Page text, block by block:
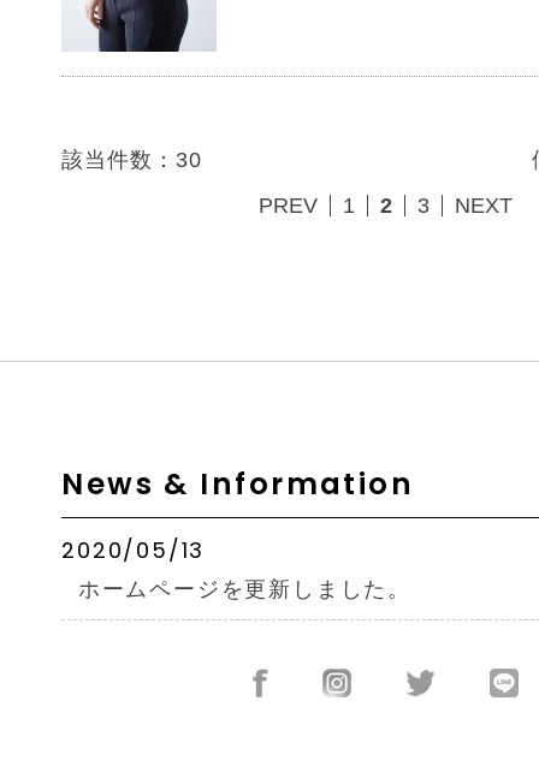
該当件数：30
PREV
1 2 3 NEXT
News & Information
2020/05/13
ホームページを更新しました。